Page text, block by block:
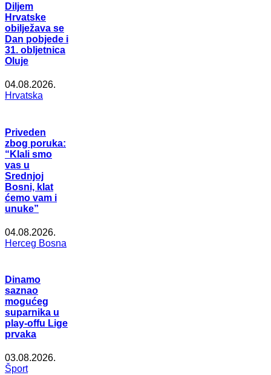
Diljem
Hrvatske
obilježava se
Dan pobjede i
31. obljetnica
Oluje
04.08.2026.
Hrvatska
Priveden
zbog poruka:
“Klali smo
vas u
Srednjoj
Bosni, klat
ćemo vam i
unuke”
04.08.2026.
Herceg Bosna
Dinamo
saznao
mogućeg
suparnika u
play-offu Lige
prvaka
03.08.2026.
Šport